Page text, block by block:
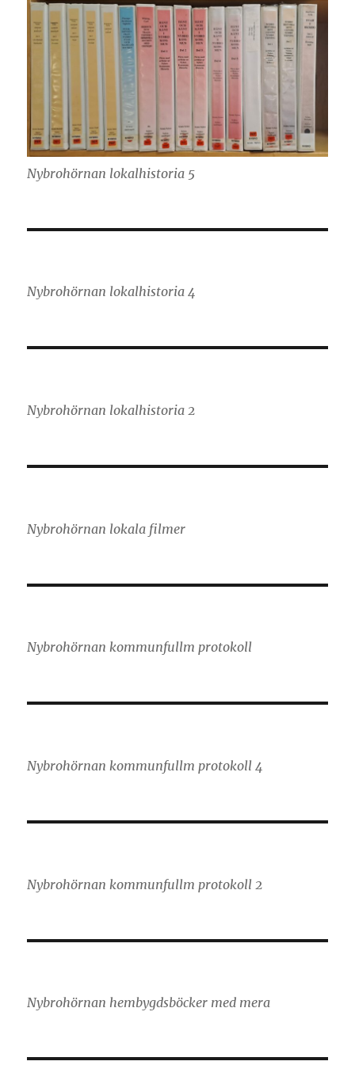
Nybrohörnan lokalhistoria 5
Nybrohörnan lokalhistoria 4
Nybrohörnan lokalhistoria 2
Nybrohörnan lokala filmer
Nybrohörnan kommunfullm protokoll
Nybrohörnan kommunfullm protokoll 4
Nybrohörnan kommunfullm protokoll 2
Nybrohörnan hembygdsböcker med mera